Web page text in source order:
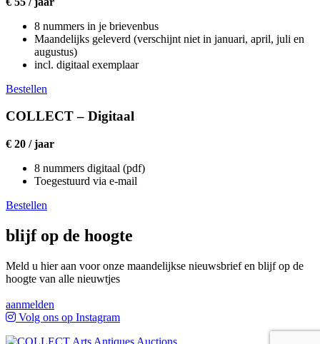
8 nummers in je brievenbus
Maandelijks geleverd (verschijnt niet in januari, april, juli en
augustus)
incl. digitaal exemplaar
Bestellen
COLLECT – Digitaal
€ 20 / jaar
8 nummers digitaal (pdf)
Toegestuurd via e-mail
Bestellen
blijf op de hoogte
Meld u hier aan voor onze maandelijkse nieuwsbrief en blijf op de
hoogte van alle nieuwtjes
aanmelden
Volg ons op Instagram